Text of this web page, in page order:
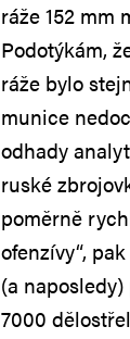
ráže 152 mm
Podotýkám,
ráže bylo
munice
odhady
ruské
poměrně
ofenzívy“,
(a
7000